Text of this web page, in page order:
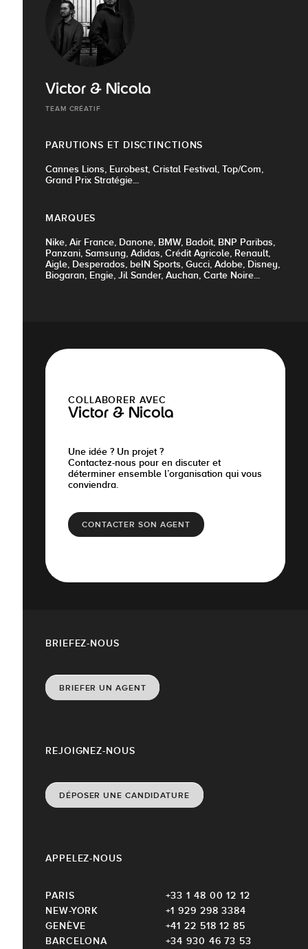
Victor & Nicola
TEAM CRÉATIF
PARUTIONS ET DISCTINCTIONS
Cannes Lions, Eurobest, Cristal Festival, Top/Com,
Grand Prix Stratégie...
MARQUES
Nike, Air France, Danone, BMW, Badoit, BNP Paribas,
Panzani, Samsung, Adidas, Crédit Agricole, Renault,
Aigle, Desperados, beIN Sports, Gucci, Adobe, Disney,
Biogaran, Engie, Jil Sander, Auchan, Carte Noire...
COLLABORER AVEC
Victor & Nicola
Une idée ? Un projet ?
Contactez-nous pour en discuter et
déterminer ensemble l’organisation qui vous
conviendra.
CONTACTER SON AGENT
REJOIGNEZ-NOUS
DÉPOSER UNE CANDIDATURE
APPELEZ-NOUS
PARIS
+33 1 48 00 12 12
NEW-YORK
+1 929 298 3384
GENÈVE
+41 22 518 12 85
BARCELONA
+34 930 46 73 53
BRIEFEZ-NOUS
BRIEFER UN AGENT